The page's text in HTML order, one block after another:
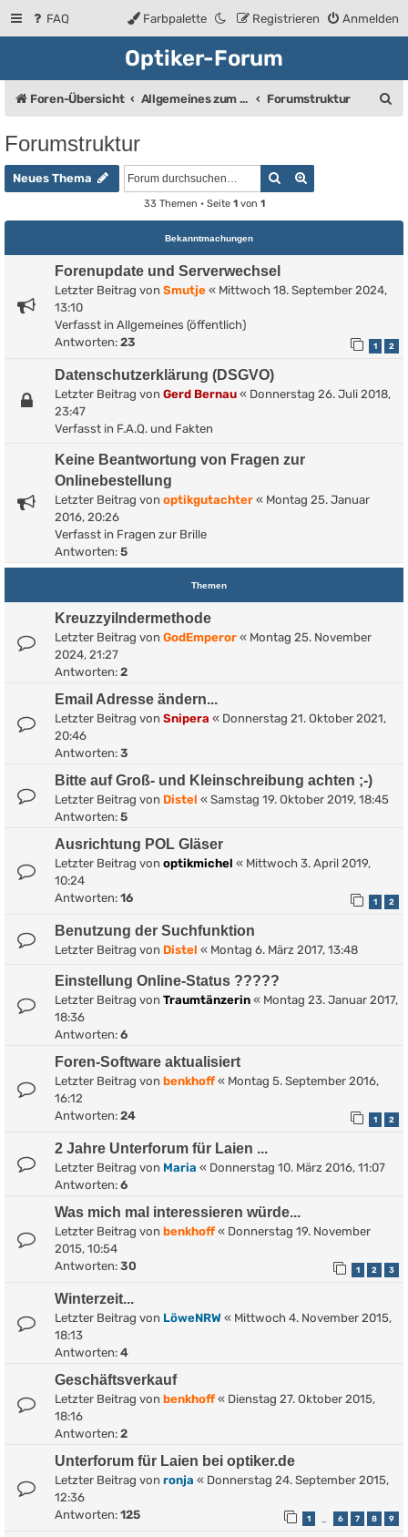
FAQ Anmelden
Registrieren
Farbpalette
Optiker-Forum
Foren-Übersicht Allgemeines zum Forum Forumstruktur
Forumstruktur
Neues Thema Suche
33 Themen • Seite 1von 1
Bekanntmachungen
Forenupdate und Serverwechsel
Letzter Beitrag von Smutje « Mittwoch 18. September 2024,
13:10
Verfasst in Allgemeines (öffentlich)
Antworten: 23 1 2
Datenschutzerklärung (DSGVO)
Letzter Beitrag von Gerd Bernau « Donnerstag 26. Juli 2018,
23:47
Verfasst in F.A.Q. und Fakten
Keine Beantwortung von Fragen zur
Onlinebestellung
Letzter Beitrag von optikgutachter « Montag 25. Januar
2016, 20:26
Verfasst in Fragen zur Brille
Antworten: 5
Themen
Kreuzzyilndermethode
Letzter Beitrag von GodEmperor « Montag 25. November
2024, 21:27
Antworten: 2
Email Adresse ändern...
Letzter Beitrag von Snipera « Donnerstag 21. Oktober 2021,
20:46
Antworten: 3
Bitte auf Groß- und Kleinschreibung achten ;-)
Letzter Beitrag von Distel « Samstag 19. Oktober 2019, 18:45
Antworten: 5
Ausrichtung POL Gläser
Letzter Beitrag von optikmichel « Mittwoch 3. April 2019,
10:24
Antworten: 16 1 2
Benutzung der Suchfunktion
Letzter Beitrag von Distel « Montag 6. März 2017, 13:48
Einstellung Online-Status ?????
Letzter Beitrag von Traumtänzerin « Montag 23. Januar 2017,
18:36
Antworten: 6
Foren-Software aktualisiert
Letzter Beitrag von benkhoff« Montag 5. September 2016,
16:12
Antworten: 24 1 2
2 Jahre Unterforum für Laien ...
Letzter Beitrag von Maria « Donnerstag 10. März 2016, 11:07
Antworten: 6
Was mich mal interessieren würde...
Letzter Beitrag von benkhoff« Donnerstag 19. November
2015, 10:54
Antworten: 30 1 2 3
Winterzeit...
Letzter Beitrag von LöweNRW « Mittwoch 4. November 2015,
18:13
Antworten: 4
Geschäftsverkauf
Letzter Beitrag von benkhoff« Dienstag 27. Oktober 2015,
18:16
Antworten: 2
Unterforum für Laien bei optiker.de
Letzter Beitrag von ronja « Donnerstag 24. September 2015,
12:36
Antworten: 125 1 6 7 8 9